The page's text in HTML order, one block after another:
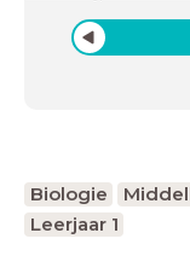
Biologie
Leerjaar 1